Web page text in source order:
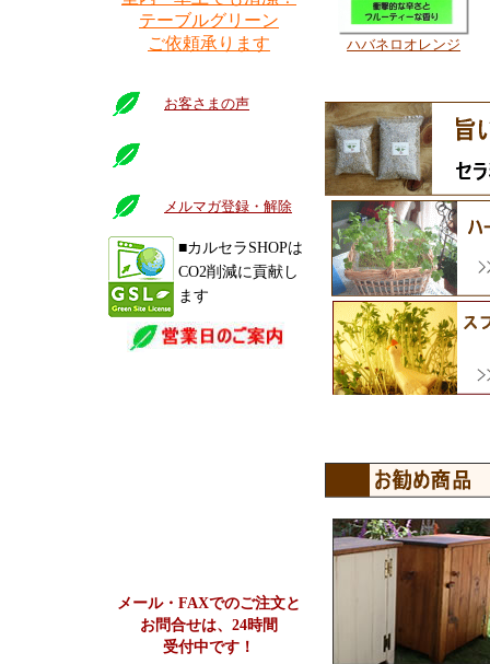
テーブルグリーン
ご依頼承ります
お客さまの声
メルマガ登録・解除
■カルセラSHOPは
CO2削減に貢献し
ます
メール・FAXでのご注文と
お問合せは、24時間
受付中です！
ハバネロオレンジ